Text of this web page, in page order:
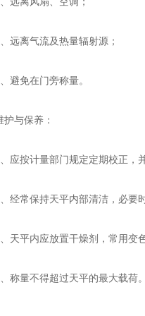
离气流及热量辐射源；
免在门旁称量。
与保养：
按计量部门规定定期校正，并
常保持天平内部清洁，必要时
平内应放置干燥剂，常用变色
量不得超过天平的最大载荷。